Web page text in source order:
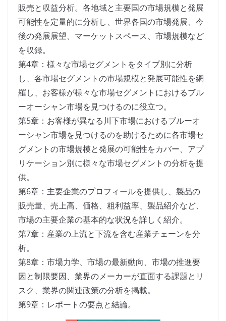
販売と収益分析。各地域と主要国の市場規模と発展
可能性を定量的に分析し、世界各国の市場発展、今
後の発展展望、マーケットスペース、市場規模など
を収録。
第4章：様々な市場セグメントをタイプ別に分析
し、各市場セグメントの市場規模と発展可能性を網
羅し、お客様が様々な市場セグメントにおけるブル
ーオーシャン市場を見つけるのに役立つ。
第5章：お客様が異なる川下市場におけるブルーオ
ーシャン市場を見つけるのを助けるために各市場セ
グメントの市場規模と発展の可能性をカバー、アプ
リケーション別に様々な市場セグメントの分析を提
供。
第6章：主要企業のプロフィールを提供し、製品の
販売量、売上高、価格、粗利益率、製品紹介など、
市場の主要企業の基本的な状況を詳しく紹介。
第7章：産業の上流と下流を含む産業チェーンを分
析。
第8章：市場力学、市場の最新動向、市場の推進要
因と制限要因、業界のメーカーが直面する課題とリ
スク、業界の関連政策の分析を掲載。
第9章：レポートの要点と結論。